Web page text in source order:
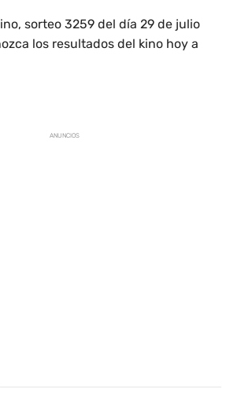
sorteo 3259 del día 29 de julio
los resultados del kino hoy a
ANUNCIOS